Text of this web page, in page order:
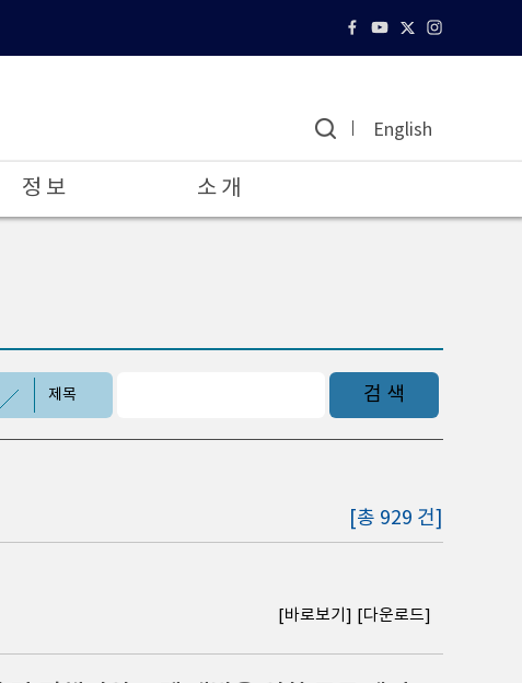
English
정 보 소 개
제목 검 색
[총 929 건]
[바로보기] [다운로드]